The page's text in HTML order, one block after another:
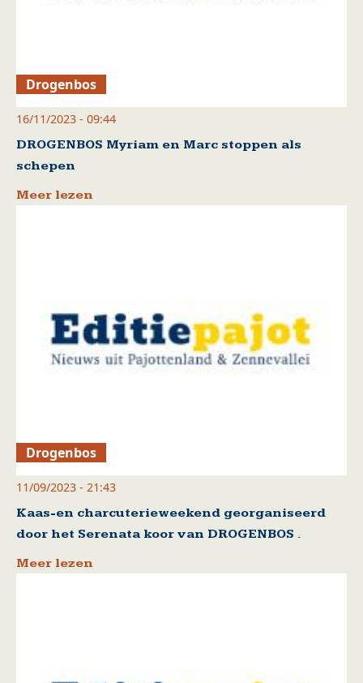
Drogenbos
16/11/2023 - 09:44
DROGENBOS Myriam en Marc stoppen als
schepen
Meer lezen
Drogenbos
11/09/2023 - 21:43
Kaas-en charcuterieweekend georganiseerd
door het Serenata koor van DROGENBOS .
Meer lezen